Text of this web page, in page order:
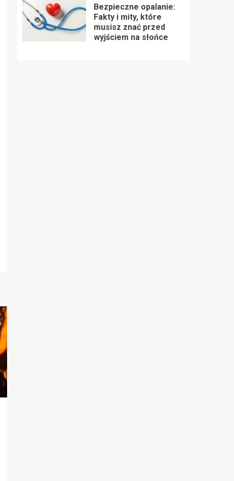
Bezpieczne opalanie:
Fakty i mity, które
musisz znać przed
wyjściem na słońce